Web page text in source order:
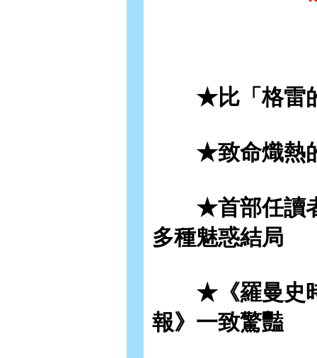
★比「格雷的
★致命熾熱的
★首部任讀者
多種魅惑結局
★《羅曼史時
報》一致驚豔